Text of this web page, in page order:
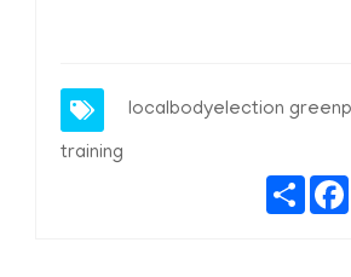
localbodyelection
training